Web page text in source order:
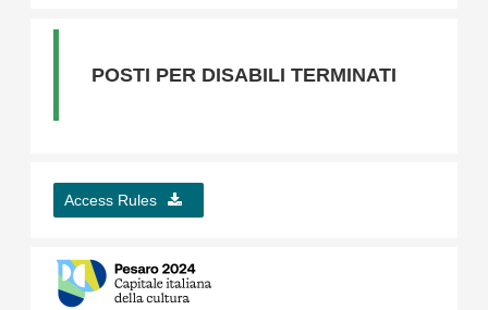
POSTI PER DISABILI TERMINATI
Access Rules